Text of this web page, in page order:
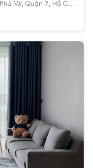
Phú Mỹ, Quận 7, Hồ Chí Minh